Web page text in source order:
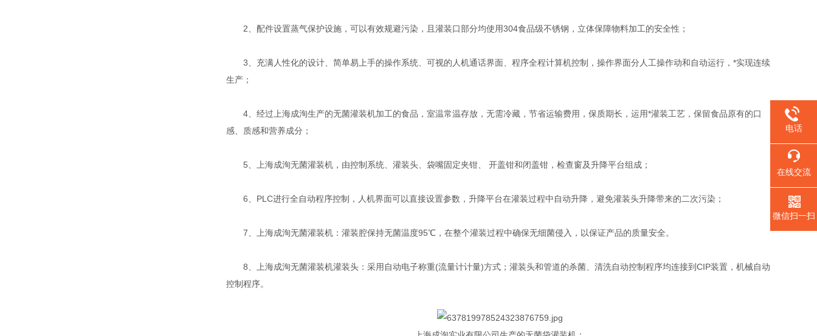
2、配件设置蒸气保护设施，可以有效规避污染，且灌装口部分均使用304食品级不锈钢，立体保障物料加工的安全性；
3、充满人性化的设计、简单易上手的操作系统、可视的人机通话界面、程序全程计算机控制，操作界面分人工操作动和自动运行，*实现连续
生产；
4、经过上海成洵生产的无菌灌装机加工的食品，室温常温存放，无需冷藏，节省运输费用，保质期长，运用*灌装工艺，保留食品原有的口
感、质感和营养成分；
5、上海成洵无菌灌装机，由控制系统、灌装头、袋嘴固定夹钳、 开盖钳和闭盖钳，检查窗及升降平台组成；
6、PLC进行全自动程序控制，人机界面可以直接设置参数，升降平台在灌装过程中自动升降，避免灌装头升降带来的二次污染；
7、上海成洵无菌灌装机：灌装腔保持无菌温度95℃，在整个灌装过程中确保无细菌侵入，以保证产品的质量安全。
8、上海成洵无菌灌装机灌装头：采用自动电子称重(流量计计量)方式；灌装头和管道的杀菌、清洗自动控制程序均连接到CIP装置，机械自动
控制程序。
电话
在线交流
微信扫一扫